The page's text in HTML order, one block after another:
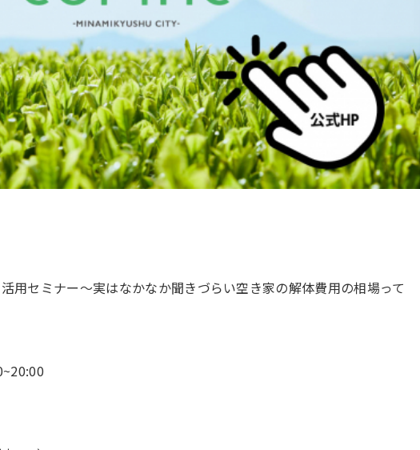
用セミナー〜実はなかなか聞きづらい空き家の解体費用の相場って